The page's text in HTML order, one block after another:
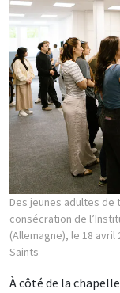
Des jeunes adultes de
consécration de
(Allemagne), le 18 avril
Saints
À côté de la